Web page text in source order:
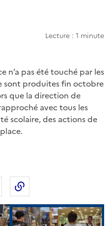
Lecture : 1 minute
n’a pas été touché par les
sont produites fin octobre
que la direction de
avec tous les
scolaire, des actions de
sur LinkedIn
Partager par email